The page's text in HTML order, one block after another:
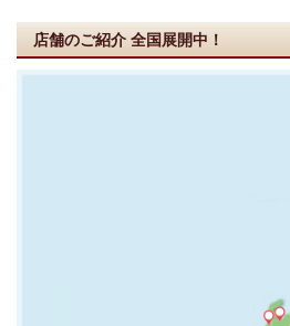
店舗のご紹介 全国展開中！